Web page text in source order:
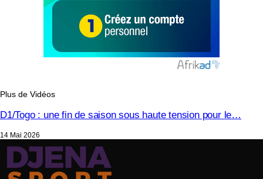
Plus de Vidéos
D1/Togo : une fin de saison sous haute tension pour le…
14 Mai 2026